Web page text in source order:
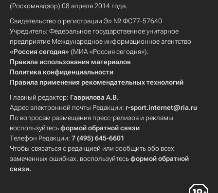
(Роскомнадзор) 08 апреля 2014 года.
Свидетельство о регистрации Эл № ФС77-57640
Учредитель: Федеральное государственное унитарное
предприятие Международное информационное агентство
«Россия сегодня» (МИА «Россия сегодня»).
Правила использования материалов
Политика конфиденциальности
Правила применения рекомендательных технологий
Главный редактор: Гаврилова А.В.
Адрес электронной почты Редакции: r-sport.internet@ria.ru
По вопросам размещения пресс-релизов и рекламы
воспользуйтесьформой обратной связи
Телефон Редакции: 7 (495) 645-6601
Чтобы связаться с редакцией или сообщить обо всех
замеченных ошибках, воспользуйтесьформой обратной
связи.